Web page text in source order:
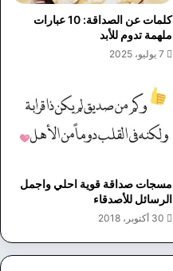
كلمات عن الصداقة: 10 عبارات
ملهمة تدوم للأبد
7 يوليو، 2025
مسجات صداقة قوية احلي واجمل
الرسائل للأصدقاء
30 أكتوبر، 2018